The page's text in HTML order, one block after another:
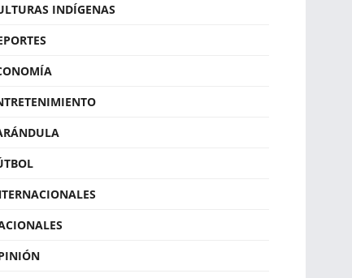
INDÍGENAS